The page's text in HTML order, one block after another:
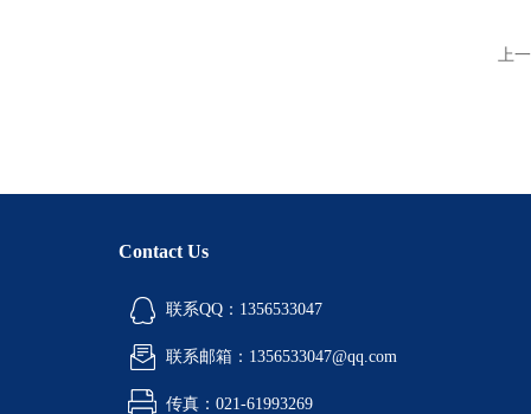
上
Contact Us
联系QQ：1356533047
联系邮箱：1356533047@qq.com
传真：021-61993269